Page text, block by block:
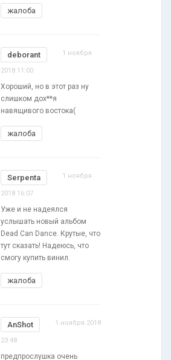
жалоба
deborant 1 ноября
2018 11:00
Хороший, но в этот раз ну
слишком дох**я
навящивого востока(
жалоба
Serpenta 1 ноября
2018 16:07
Уже и не надеялся
услышать новый альбом
Dead Can Dance. Крутые, что
тут сказать! Надеюсь, что
смогу купить винил.
жалоба
AnShot 1 ноября 2018
23:48
предпрослушка очень